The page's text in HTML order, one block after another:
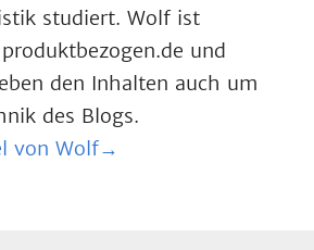
studiert. Wolf ist
und
den Inhalten auch um
des Blogs.
von Wolf→